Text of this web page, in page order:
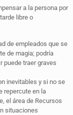
a la persona por
libre o
de empleados que se
de magia; podría
puede traer graves
inevitables y si no se
repercute en la
el área de Recursos
situaciones